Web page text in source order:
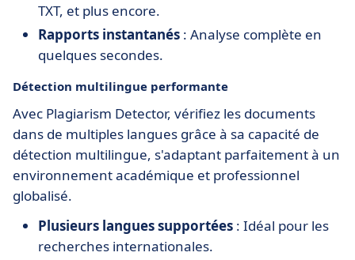
TXT, et plus encore.
Rapports instantanés : Analyse complète en
quelques secondes.
Détection multilingue performante
Avec Plagiarism Detector, vérifiez les documents
dans de multiples langues grâce à sa capacité de
détection multilingue, s'adaptant parfaitement à un
environnement académique et professionnel
globalisé.
Plusieurs langues supportées : Idéal pour les
recherches internationales.